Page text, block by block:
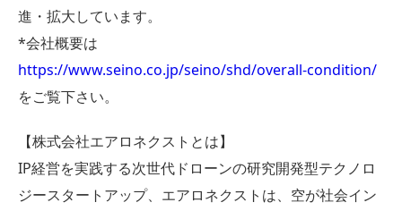
進・拡大しています。
*会社概要は
https://www.seino.co.jp/seino/shd/overall-condition/
をご覧下さい。
【株式会社エアロネクストとは】
IP経営を実践する次世代ドローンの研究開発型テクノロ
ジースタートアップ、エアロネクストは、空が社会イン